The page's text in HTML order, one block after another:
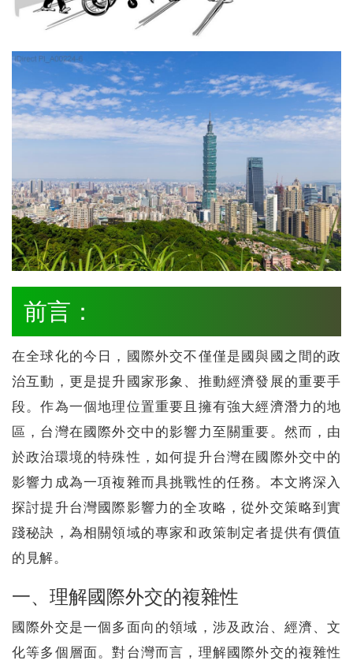
前言：
在全球化的今日，國際外交不僅僅是國與國之間的政
治互動，更是提升國家形象、推動經濟發展的重要手
段。作為一個地理位置重要且擁有強大經濟潛力的地
區，台灣在國際外交中的影響力至關重要。然而，由
於政治環境的特殊性，如何提升台灣在國際外交中的
影響力成為一項複雜而具挑戰性的任務。本文將深入
探討提升台灣國際影響力的全攻略，從外交策略到實
踐秘訣，為相關領域的專家和政策制定者提供有價值
的見解。
一、理解國際外交的複雜性
國際外交是一個多面向的領域，涉及政治、經濟、文
化等多個層面。對台灣而言，理解國際外交的複雜性